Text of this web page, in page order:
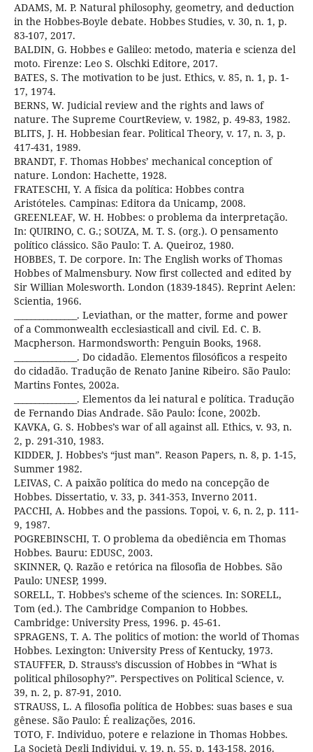
ADAMS, M. P. Natural philosophy, geometry, and deduction
in the Hobbes-Boyle debate. Hobbes Studies, v. 30, n. 1, p.
83-107, 2017.
BALDIN, G. Hobbes e Galileo: metodo, materia e scienza del
moto. Firenze: Leo S. Olschki Editore, 2017.
BATES, S. The motivation to be just. Ethics, v. 85, n. 1, p. 1-
17, 1974.
BERNS, W. Judicial review and the rights and laws of
nature. The Supreme CourtReview, v. 1982, p. 49-83, 1982.
BLITS, J. H. Hobbesian fear. Political Theory, v. 17, n. 3, p.
417-431, 1989.
BRANDT, F. Thomas Hobbes’ mechanical conception of
nature. London: Hachette, 1928.
FRATESCHI, Y. A física da política: Hobbes contra
Aristóteles. Campinas: Editora da Unicamp, 2008.
GREENLEAF, W. H. Hobbes: o problema da interpretação.
In: QUIRINO, C. G.; SOUZA, M. T. S. (org.). O pensamento
político clássico. São Paulo: T. A. Queiroz, 1980.
HOBBES, T. De corpore. In: The English works of Thomas
Hobbes of Malmensbury. Now first collected and edited by
Sir Willian Molesworth. London (1839-1845). Reprint Aelen:
Scientia, 1966.
_______________. Leviathan, or the matter, forme and power
of a Commonwealth ecclesiasticall and civil. Ed. C. B.
Macpherson. Harmondsworth: Penguin Books, 1968.
_______________. Do cidadão. Elementos filosóficos a respeito
do cidadão. Tradução de Renato Janine Ribeiro. São Paulo:
Martins Fontes, 2002a.
_______________. Elementos da lei natural e política. Tradução
de Fernando Dias Andrade. São Paulo: Ícone, 2002b.
KAVKA, G. S. Hobbes’s war of all against all. Ethics, v. 93, n.
2, p. 291-310, 1983.
KIDDER, J. Hobbes’s “just man”. Reason Papers, n. 8, p. 1-15,
Summer 1982.
LEIVAS, C. A paixão política do medo na concepção de
Hobbes. Dissertatio, v. 33, p. 341-353, Inverno 2011.
PACCHI, A. Hobbes and the passions. Topoi, v. 6, n. 2, p. 111-
9, 1987.
POGREBINSCHI, T. O problema da obediência em Thomas
Hobbes. Bauru: EDUSC, 2003.
SKINNER, Q. Razão e retórica na filosofia de Hobbes. São
Paulo: UNESP, 1999.
SORELL, T. Hobbes’s scheme of the sciences. In: SORELL,
Tom (ed.). The Cambridge Companion to Hobbes.
Cambridge: University Press, 1996. p. 45-61.
SPRAGENS, T. A. The politics of motion: the world of Thomas
Hobbes. Lexington: University Press of Kentucky, 1973.
STAUFFER, D. Strauss’s discussion of Hobbes in “What is
political philosophy?”. Perspectives on Political Science, v.
39, n. 2, p. 87-91, 2010.
STRAUSS, L. A filosofia política de Hobbes: suas bases e sua
gênese. São Paulo: É realizações, 2016.
TOTO, F. Individuo, potere e relazione in Thomas Hobbes.
La Società Degli Individui, v. 19, n. 55, p. 143-158, 2016.